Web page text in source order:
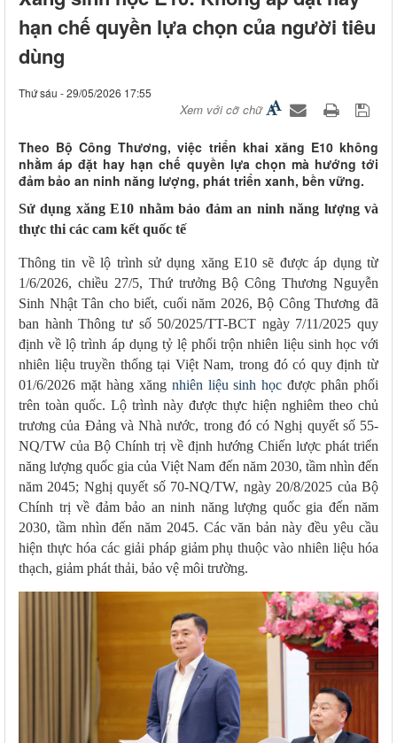
hạn chế quyền lựa chọn của người tiêu
dùng
Thứ sáu - 29/05/2026 17:55
Xem với cỡ chữ
Theo Bộ Công Thương, việc triển khai xăng E10 không
nhằm áp đặt hay hạn chế quyền lựa chọn mà hướng tới
đảm bảo an ninh năng lượng, phát triển xanh, bền vững.
Sử dụng xăng E10 nhằm bảo đảm an ninh năng lượng và
thực thi các cam kết quốc tế
Thông tin về lộ trình sử dụng xăng E10 sẽ được áp dụng từ
1/6/2026, chiều 27/5, Thứ trưởng Bộ Công Thương Nguyễn
Sinh Nhật Tân cho biết, cuối năm 2026, Bộ Công Thương đã
ban hành Thông tư số 50/2025/TT-BCT ngày 7/11/2025 quy
định về lộ trình áp dụng tỷ lệ phối trộn nhiên liệu sinh học với
nhiên liệu truyền thống tại Việt Nam, trong đó có quy định từ
01/6/2026 mặt hàng xăng nhiên liệu sinh học được phân phối
trên toàn quốc. Lộ trình này được thực hiện nghiêm theo chủ
trương của Đảng và Nhà nước, trong đó có Nghị quyết số 55-
NQ/TW của Bộ Chính trị về định hướng Chiến lược phát triển
năng lượng quốc gia của Việt Nam đến năm 2030, tầm nhìn đến
năm 2045; Nghị quyết số 70-NQ/TW, ngày 20/8/2025 của Bộ
Chính trị về đảm bảo an ninh năng lượng quốc gia đến năm
2030, tầm nhìn đến năm 2045. Các văn bản này đều yêu cầu
hiện thực hóa các giải pháp giảm phụ thuộc vào nhiên liệu hóa
thạch, giảm phát thải, bảo vệ môi trường.